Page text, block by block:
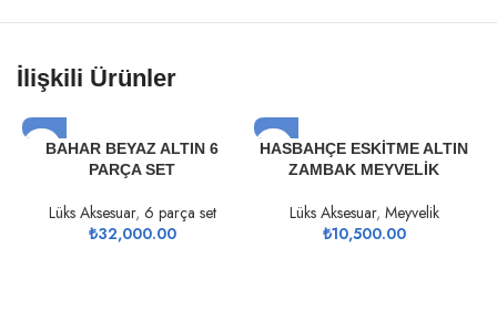
İlişkili Ürünler
BAHAR BEYAZ ALTIN 6
PARÇA SET
Lüks Aksesuar, 6 parça set
₺32,000.00
HASBAHÇE ESKİTME ALTIN
ZAMBAK MEYVELİK
Lüks Aksesuar, Meyvelik
₺10,500.00